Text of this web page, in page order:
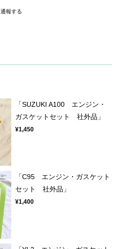
通報する
「SUZUKI A100 エンジン・
ガスケットセット 社外品」
¥1,450
「C95 エンジン・ガスケット
セット 社外品」
¥1,400